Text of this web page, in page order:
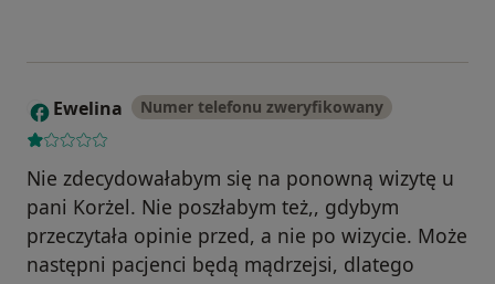
E Ewelina Numer telefonu zweryfikowany
Nie zdecydowałabym się na ponowną wizytę u
pani Korżel. Nie poszłabym też,, gdybym
przeczytała opinie przed, a nie po wizycie. Może
następni pacjenci będą mądrzejsi, dlatego